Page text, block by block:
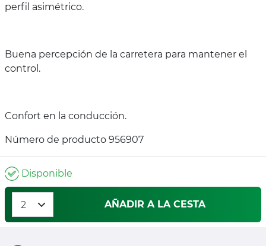
perfil asimétrico.
Buena percepción de la carretera para mantener el
control.
Confort en la conducción.
Número de producto 956907
Disponible
AÑADIR A LA CESTA